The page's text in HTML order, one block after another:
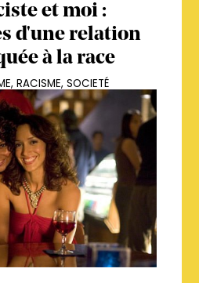
et moi :
d'une relation
à la race
,RACISME,SOCIETÉ